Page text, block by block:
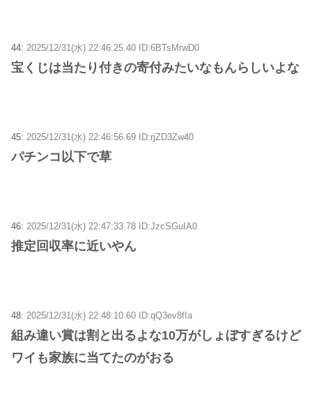
44: 2025/12/31(水) 22:46:25.40 ID:6BTsMrwD0
宝くじは当たり付きの寄付みたいなもんらしいよな
45: 2025/12/31(水) 22:46:56.69 ID:rjZD3Zw40
パチンコ以下で草
46: 2025/12/31(水) 22:47:33.78 ID:JzcSGuIA0
推定回収率に近いやん
48: 2025/12/31(水) 22:48:10.60 ID:qQ3ev8fIa
組み違い賞は割と出るよな10万がしょぼすぎるけど
ワイも家族に当てたのがおる